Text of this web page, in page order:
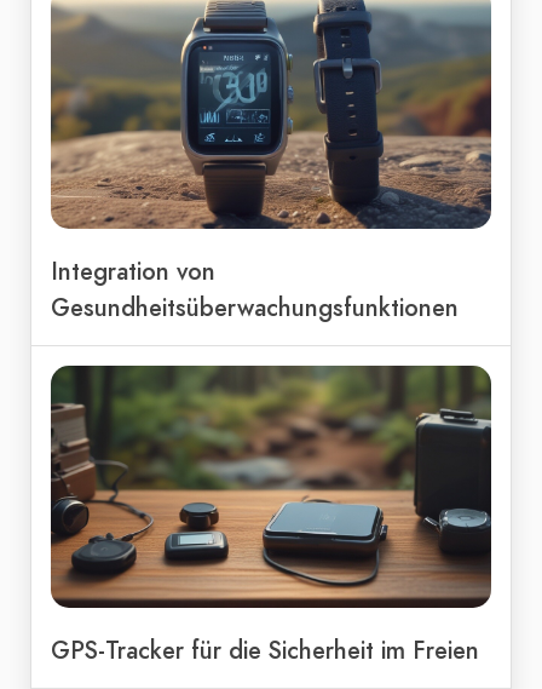
Integration von
Gesundheitsüberwachungsfunktionen
GPS-Tracker für die Sicherheit im Freien